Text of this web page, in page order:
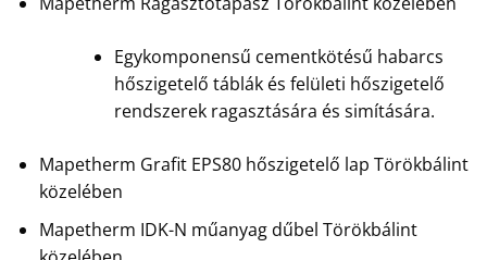
Egykomponensű cementkötésű habarcs
hőszigetelő táblák és felületi hőszigetelő
rendszerek ragasztására és simítására.
Mapetherm Grafit EPS80 hőszigetelő lap Törökbálint
közelében
Mapetherm IDK-N műanyag dűbel Törökbálint